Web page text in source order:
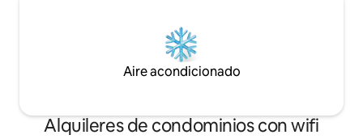
Aire acondicionado
Alquileres de condominios con wifi